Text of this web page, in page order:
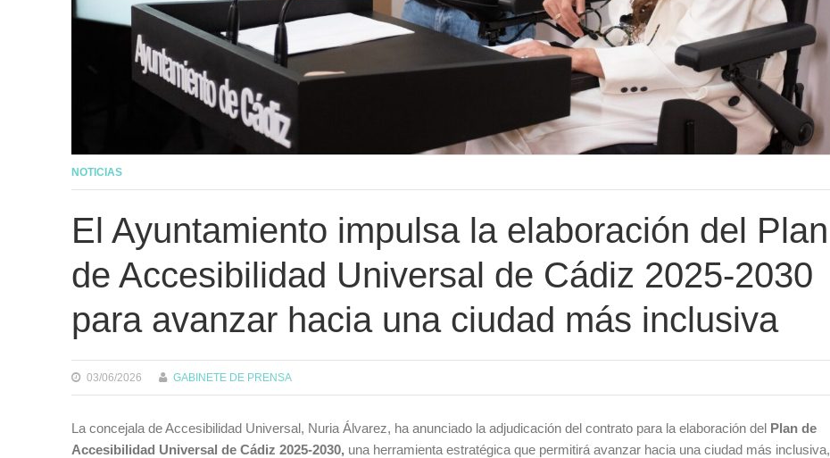
NOTICIAS
El Ayuntamiento impulsa la elaboración del Plan
de Accesibilidad Universal de Cádiz 2025-2030
para avanzar hacia una ciudad más inclusiva
03/06/2026 GABINETE DE PRENSA
La concejala de Accesibilidad Universal, Nuria Álvarez, ha anunciado la adjudicación del contrato para la elaboración del Plan de
Accesibilidad Universal de Cádiz 2025-2030, una herramienta estratégica que permitirá avanzar hacia una ciudad más inclusiva,